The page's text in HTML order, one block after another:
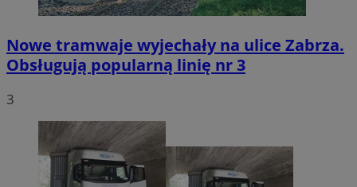
Nowe tramwaje wyjechały na ulice Zabrza.
Obsługują popularną linię nr 3
3